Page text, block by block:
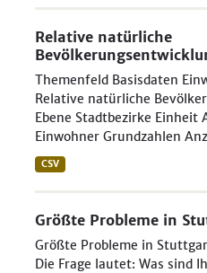
Relative natürliche
Themenfeld Basisdaten
Relative natürliche
Ebene Stadtbezirke Einheit
Einwohner Grundzahlen
CSV
Größte Probleme in
Größte Probleme in
Die Frage lautet: Was sind